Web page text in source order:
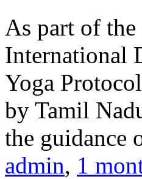
As part of
International
Yoga
by Tamil
the guidance
admin, 1